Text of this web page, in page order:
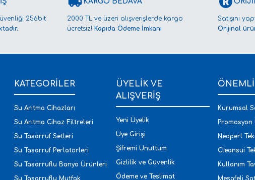
256bit
2000 TL ve üzeri alışverişlerde kargo
ücretsiz! Kapıda Ödeme İmkanı
Satışını
Orijinal
KATEGORİLER
Su Arıtma Cihazları
Su Arıtma Cihaz Filtreleri
Su Tasarruf Setleri
Su Tasarruf Perlatörleri
Su Tasarruflu Banyo Ürünleri
Su Tasarruflu Mutfak
ÜYELİK VE
ALIŞVERİŞ
Yeni Üyelik
Üye Girişi
Şifremi Unuttum
Gizlilik ve Güvenlik
Ödeme ve Teslimat
Kurumsal
Promosyon
Neoperl
Cleansui
Kullanım
Mesafeli